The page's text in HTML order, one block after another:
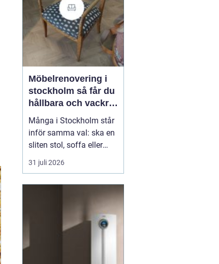
slutresultatet vid
målning eller annan
behandling. Här31 juli
Möbelrenovering i
stockholm så får du
hållbara och vackra
möbler
Många i Stockholm står
inför samma val: ska en
sliten stol, soffa eller
fåtölj slängas, säljas
billigt eller renoveras?
möbelrenovering istället
för nyköp. Resultatet blir
ofta både mer personligt,
31 juli 2026